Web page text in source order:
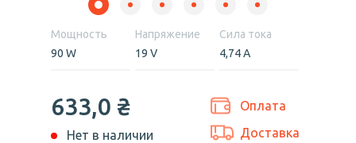
Мощность
90 W
Напряжение
19 V
Сила тока
4,74 А
633,0 ₴
Нет в наличии
Оплата
Доставка